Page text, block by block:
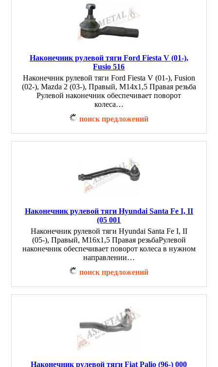
Наконечник рулевой тяги Ford Fiesta V (01-),
Fusio 516
Наконечник рулевой тяги Ford Fiesta V (01-), Fusion
(02-), Mazda 2 (03-), Правый, M14x1,5 Правая резьба
Рулевой наконечник обеспечивает поворот
колеса…
поиск предложений
Наконечник рулевой тяги Hyundai Santa Fe I, II
(05 001
Наконечник рулевой тяги Hyundai Santa Fe I, II
(05-), Правый, М16х1,5 Правая резьбаРулевой
наконечник обеспечивает поворот колеса в нужном
направлении…
поиск предложений
Наконечник рулевой тяги Fiat Palio (96-) 000